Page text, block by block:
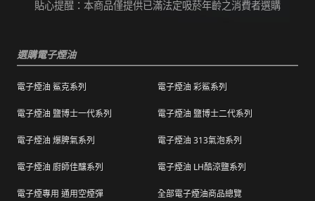
證物流配送零機率延遲。
統更新時間，會有所出入）
海外運送：
海外顧客如需訂購，請聯絡客服中心協助海外
客服。
裝上黏貼紙張或書寫文字。
購買之商品若符合促銷活動（ 如滿減、免運等
貼心提醒：本商品僅提供已滿法定吸菸年齡之消費者選購
選購電子煙油
電子煙油 鯊克系列 電子煙油 彩鯊系列
電子煙油 鹽博士一代系列 電子煙油 鹽博士二代系列
電子煙油 爆脾氣系列 電子煙油 313氣泡系列
電子煙油 廚師佳釀系列 電子煙油 LH酷涼鹽系列
電子煙專用 通用空煙彈 全部電子煙油商品總覽